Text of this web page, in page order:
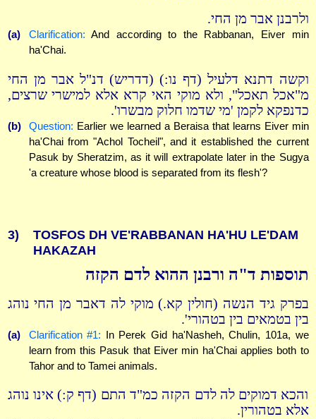
ולרבנן אבר מן החי.
(a) Clarification: And according to the Rabbanan, Eiver min
ha'Chai.
וקשה דתנא דלעיל (דף נו:) (דדריש) דנ"ל אבר מן החי
מ"אכל תאכל", ולא מוקי האי קרא אלא למישרי שרצים,
כדנפקא לקמן 'מי שדמו חלוק מבשרו'.
(b) Question: Earlier we learned a Beraisa that learns Eiver min
ha'Chai from "Achol Tocheil", and it established the current
Pasuk by Sheratzim, as it will extrapolate later in the Sugya
'a creature whose blood is separated from its flesh'?
3)
TOSFOS DH VE'RABBANAN HA'HU LE'DAM
HAKAZAH
תוספות ד"ה ורבנן ההוא לדם הקזה
בפרק גיד הנשה (חולין קא.) מוקי לה דאבר מן החי נוהג
בין בטמאים בין בטהורי'.
(a) Clarification #1: In Perek Gid ha'Nasheh, Chulin, 101a, we
learn from this Pasuk that Eiver min ha'Chai applies both to
Tahor and to Tamei animals.
והכא דמוקים לה לדם הקזה כמ"ד התם (דף ק:) אינו נוהג
אלא בטהורין.